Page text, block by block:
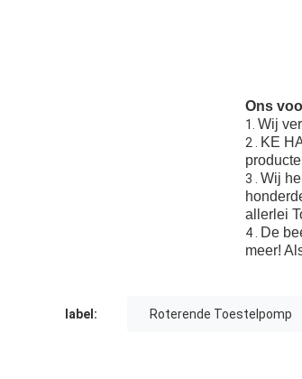
Ons
1. Wij
2 .
KE
3 . Wij
allerlei
4 .
De
meer!
label: Roterende Toestelpomp